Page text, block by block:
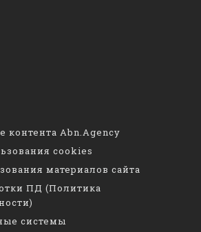
контента Abn.Agency
cookies
материалов сайта
ПД (Политика
системы